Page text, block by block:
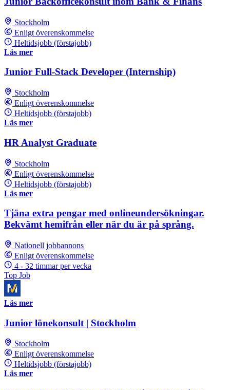
Stockholm
Enligt överenskommelse
Heltidsjobb (förstajobb)
Läs mer
Junior Full-Stack Developer (Internship)
Stockholm
Enligt överenskommelse
Heltidsjobb (förstajobb)
Läs mer
HR Analyst Graduate
Stockholm
Enligt överenskommelse
Heltidsjobb (förstajobb)
Läs mer
Tjäna extra pengar med onlineundersökningar.
Bekvämt hemifrån eller när du är på språng.
Nationell jobbannons
Enligt överenskommelse
4 - 32 timmar per vecka
Top Job
Läs mer
Junior lönekonsult | Stockholm
Stockholm
Enligt överenskommelse
Heltidsjobb (förstajobb)
Läs mer